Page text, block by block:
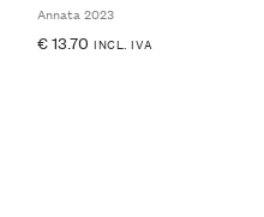
Annata 2023
€13.70 INCL. IVA